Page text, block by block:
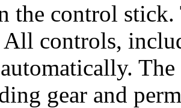
the control stick.
controls,
gear and